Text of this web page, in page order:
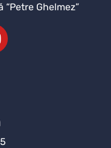
“Petre Ghelmez”